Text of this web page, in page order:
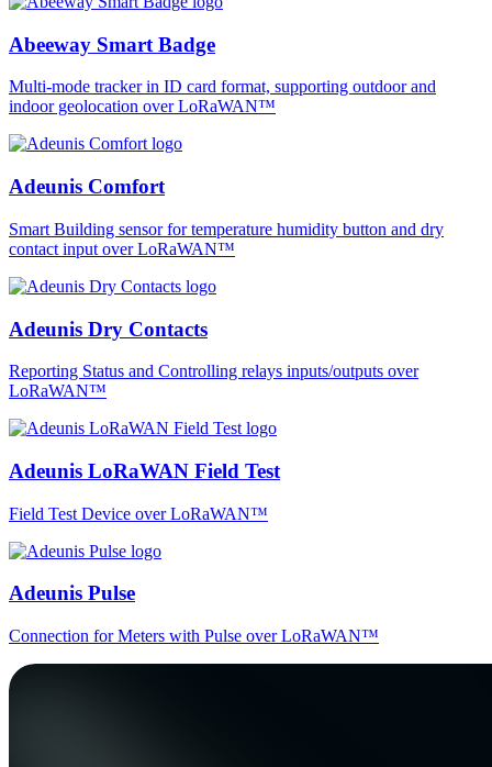
Abeeway Smart Badge
Multi-mode tracker in ID card format, supporting outdoor and
indoor geolocation over LoRaWAN™
Adeunis Comfort
Smart Building sensor for temperature humidity button and dry
contact input over LoRaWAN™
Adeunis Dry Contacts
Reporting Status and Controlling relays inputs/outputs over
LoRaWAN™
Adeunis LoRaWAN Field Test
Field Test Device over LoRaWAN™
Adeunis Pulse
Connection for Meters with Pulse over LoRaWAN™